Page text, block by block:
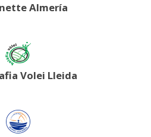
Almería
Volei Lleida